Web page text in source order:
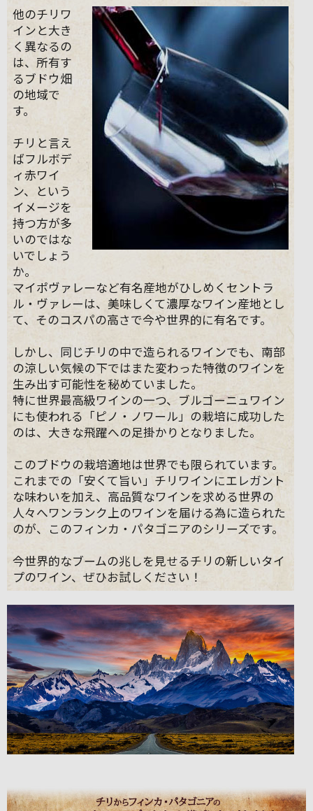
他のチリワ
インと大き
く異なるの
は、所有す
るブドウ畑
の地域で
す。
チリと言え
ばフルボデ
ィ赤ワイ
ン、という
イメージを
持つ方が多
いのではな
いでしょう
か。
マイポヴァレーなど有名産地がひしめくセントラ
ル・ヴァレーは、美味しくて濃厚なワイン産地とし
て、そのコスパの高さで今や世界的に有名です。
しかし、同じチリの中で造られるワインでも、南部
の涼しい気候の下ではまた変わった特徴のワインを
生み出す可能性を秘めていました。
特に世界最高級ワインの一つ、ブルゴーニュワイン
にも使われる「ピノ・ノワール」の栽培に成功した
のは、大きな飛躍への足掛かりとなりました。
このブドウの栽培適地は世界でも限られています。
これまでの「安くて旨い」チリワインにエレガント
な味わいを加え、高品質なワインを求める世界の
人々へワンランク上のワインを届ける為に造られた
のが、このフィンカ・パタゴニアのシリーズです。
今世界的なブームの兆しを見せるチリの新しいタイ
プのワイン、ぜひお試しください！